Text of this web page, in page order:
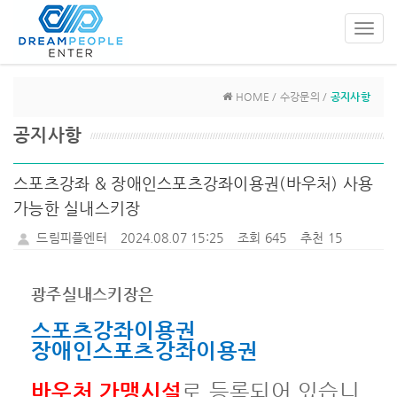
HOME / 수강문의 / 공지사항
공지사항
스포츠강좌 & 장애인스포츠강좌이용권(바우처) 사용
가능한 실내스키장
드림피플엔터 2024.08.07 15:25 조회 645 추천 15
광주실내스키장은
스포츠강좌이용권
장애인스포츠강좌이용권
바우처 가맹시설 로 등록되어 있습니